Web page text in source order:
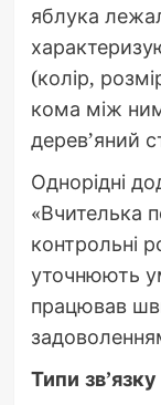
яблука
(колір,
кома між
дерев’яний
Однорідні
«Вчителька
контрольні
уточнюють
працював
Типи